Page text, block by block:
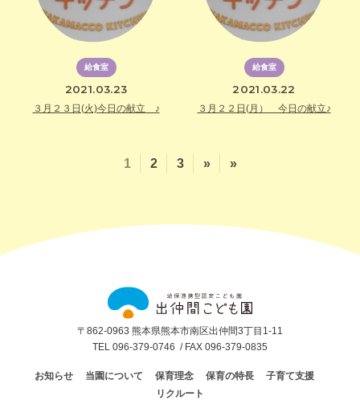
給食室
2021.03.23
３月２３日(火)今日の献立 ♪
給食室
2021.03.22
３月２２日(月） 今日の献立♪
1 2 3 » »
出
仲
間
ど
園
〒862-0963 熊本県熊本市南区出仲間3丁目1-11
TEL 096-379-0746 / FAX 096-379-0835
お知らせ 当園について 保育理念 保育の特長
子育て支援
リクルート